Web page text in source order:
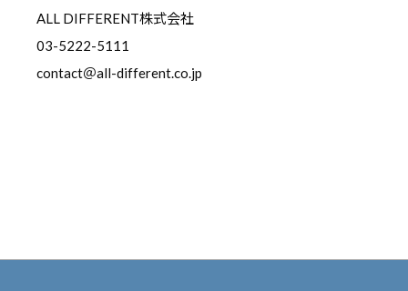
ALL DIFFERENT株式会社
03-5222-5111
contact＠all-different.co.jp